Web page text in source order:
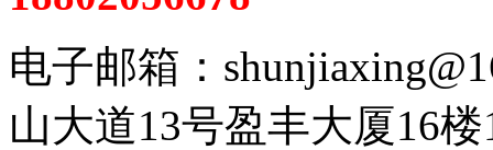
电子邮箱：
山大道13号盈丰大厦16楼